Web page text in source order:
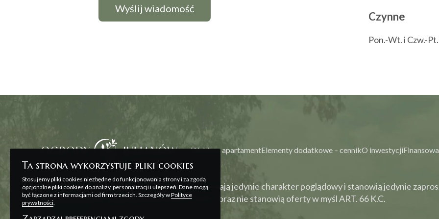
Czynne
Pon.-Wt. i Czw.-
Wybierz apartamentElementy dodatkowe – cennikO inwestycji
Wszelkie prezentowane na stronie materiały mają jedynie charakter poglądowy i stanowią jedynie
zawarcia umowy, o której mowa w ART. 71 K.C. oraz nie stanowią oferty w myśl ART. 66 K.C.
Ta strona wykorzystuje pliki cookies
Stosujemy pliki cookies niezbędne do funkcjonowania strony i za zgodą
opcjonalne pliki cookies do analizy, personalizacji i ulepszeń. Dane mogą
być łączone z informacjami od firm trzecich. Szczegóły wPolityce
prywatności.